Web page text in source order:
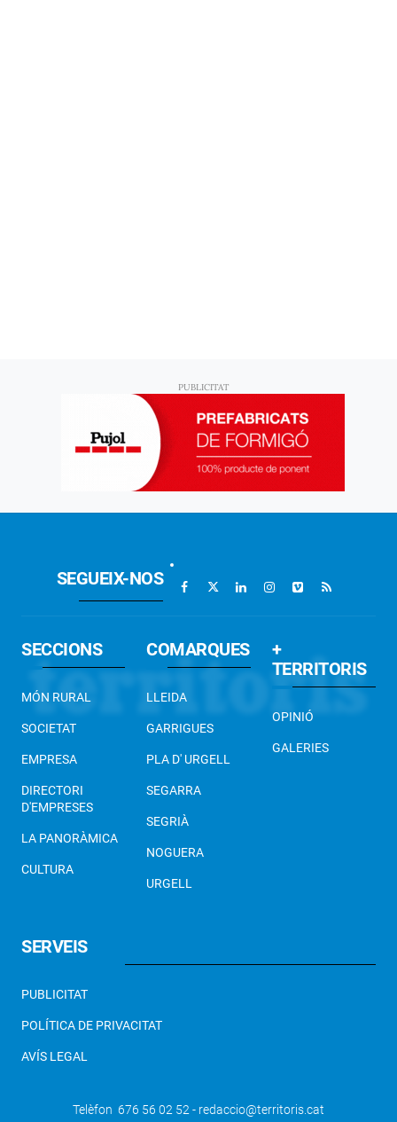
SEGUEIX-NOS
SECCIONS
MÓN RURAL
SOCIETAT
EMPRESA
DIRECTORI
D'EMPRESES
LA PANORÀMICA
CULTURA
COMARQUES
LLEIDA
GARRIGUES
PLA D' URGELL
SEGARRA
SEGRIÀ
NOGUERA
URGELL
+
TERRITORIS
OPINIÓ
GALERIES
SERVEIS
PUBLICITAT
POLÍTICA DE PRIVACITAT
AVÍS LEGAL
Telèfon 676 56 02 52 - redaccio@territoris.cat